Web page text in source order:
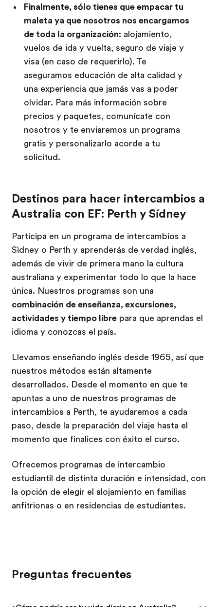
Finalmente, sólo tienes que empacar tu
maleta ya que nosotros nos encargamos
de toda la organización: alojamiento,
vuelos de ida y vuelta, seguro de viaje y
visa (en caso de requerirlo). Te
aseguramos educación de alta calidad y
una experiencia que jamás vas a poder
olvidar. Para más información sobre
precios y paquetes, comunícate con
nosotros y te enviaremos un programa
gratis y personalizarlo acorde a tu
solicitud.
Destinos para hacer intercambios a
Australia con EF: Perth y Sídney
Participa en un programa de intercambios a
Sìdney o Perth y aprenderás de verdad inglés,
además de vivir de primera mano la cultura
australiana y experimentar todo lo que la hace
única. Nuestros programas son una
combinación de enseñanza, excursiones,
actividades y tiempo libre para que aprendas el
idioma y conozcas el país.
Llevamos enseñando inglés desde 1965, así que
nuestros métodos están altamente
desarrollados. Desde el momento en que te
apuntas a uno de nuestros programas de
intercambios a Perth, te ayudaremos a cada
paso, desde la preparación del viaje hasta el
momento que finalices con éxito el curso.
Ofrecemos programas de intercambio
estudiantil de distinta duración e intensidad, con
la opción de elegir el alojamiento en familias
anfitrionas o en residencias de estudiantes.
Preguntas frecuentes